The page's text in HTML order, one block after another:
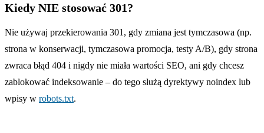
Kiedy NIE stosować 301?
Nie używaj przekierowania 301, gdy zmiana jest tymczasowa (np.
strona w konserwacji, tymczasowa promocja, testy A/B), gdy strona
zwraca błąd 404 i nigdy nie miała wartości SEO, ani gdy chcesz
zablokować indeksowanie – do tego służą dyrektywy noindex lub
wpisy w robots.txt.